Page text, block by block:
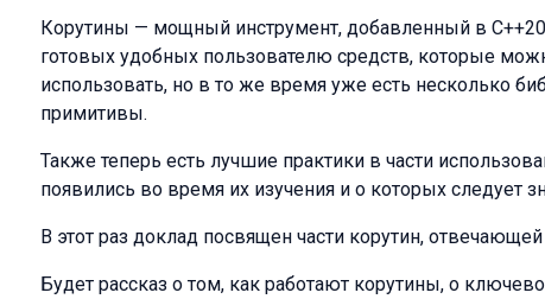
Корутины — мощный инструмент, добавленный в
готовых удобных пользователю средств, которые
использовать, но в то же время уже есть несколько
примитивы.
Также теперь есть лучшие практики в части
появились во время их изучения и о которых следует
В этот раз доклад посвящен части корутин,
Будет рассказ о том, как работают корутины, о